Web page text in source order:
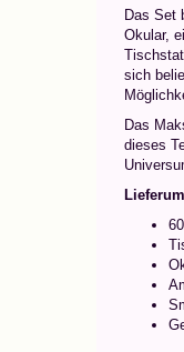
Das Set
Okular,
sich
Das
dieses